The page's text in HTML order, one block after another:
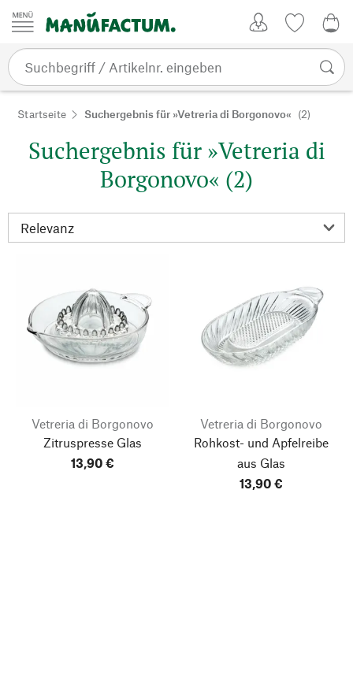
Zum Inhalt springen
Startseite Suchergebnis für »Vetreria di Borgonovo« (2)
Suchergebnis für »Vetreria di
Borgonovo« (2)
Vetreria di Borgonovo
Zitruspresse Glas
13,90 €
Vetreria di Borgonovo
Rohkost- und Apfelreibe
aus Glas
13,90 €